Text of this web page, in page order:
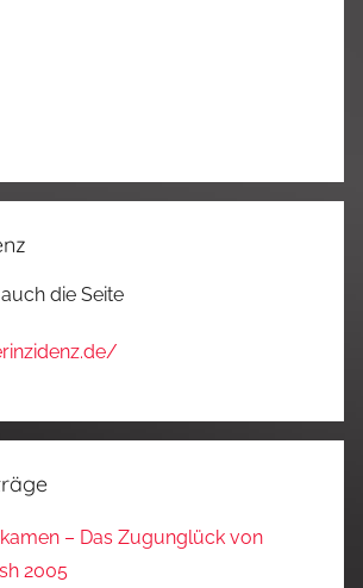
die Seite
– Das Zugunglück von
2005